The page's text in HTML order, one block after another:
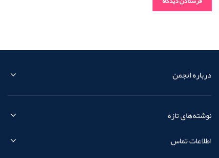
درباره انجمن
نوشته‌های تازه
اطلاعات تماس